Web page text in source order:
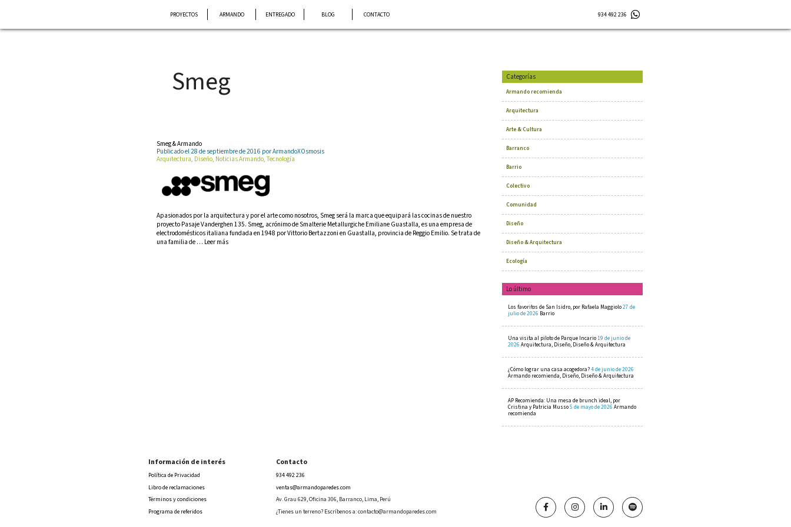
PROYECTOS ARMANDO ENTREGADO BLOG CONTACTO 934 492 236
contenido
Smeg
Smeg & Armando
Publicado el 28 de septiembre de 2016 por ArmandoXOsmosis
Arquitectura, Diseño, Noticias Armando, Tecnología
Apasionados por la arquitectura y por el arte como nosotros, Smeg será la marca que equipará las cocinas de nuestro
proyecto Pasaje Vanderghen 135. Smeg, acrónimo de Smalterie Metallurgiche Emiliane Guastalla, es una empresa de
electrodomésticos italiana fundada en 1948 por Vittorio Bertazzoni en Guastalla, provincia de Reggio Emilio. Se trata de
una familia de … Leer más
Categorías
Armando recomienda
Arquitectura
Arte & Cultura
Barranco
Barrio
Colectivo
Comunidad
Diseño
Diseño & Arquitectura
Ecología
Lo último
Los favoritos de San Isidro, por Rafaela Maggiolo27 de
julio de 2026 Barrio
Una visita al piloto de Parque Incario19 de junio de
2026 Arquitectura, Diseño, Diseño & Arquitectura
¿Cómo lograr una casa acogedora?4 de junio de 2026
Armando recomienda, Diseño, Diseño & Arquitectura
AP Recomienda: Una mesa de brunch ideal, por
Cristina y Patricia Musso5 de mayo de 2026 Armando
recomienda
Información de interés
Política de Privacidad
Libro de reclamaciones
Términos y condiciones
Programa de referidos
Contacto
934 492 236
ventas@armandoparedes.com
Av. Grau 629, Oficina 306, Barranco, Lima, Perú
¿Tienes un terreno? Escríbenos a:contacto@armandoparedes.com